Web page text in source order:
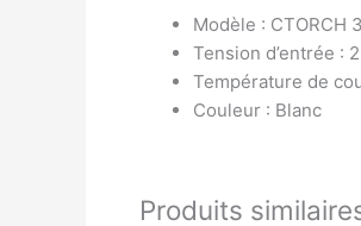
Modèle : CTORCH
Tension d’entrée :
Température de
Couleur : Blanc
Produits